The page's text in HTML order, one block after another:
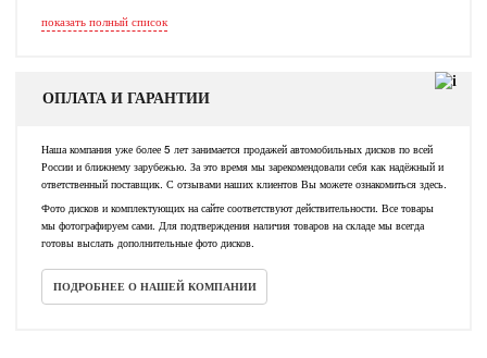
показать полный список
ОПЛАТА И ГАРАНТИИ
Наша компания уже более 5 лет занимается продажей автомобильных дисков по всей
России и ближнему зарубежью. За это время мы зарекомендовали себя как надёжный и
ответственный поставщик. С отзывами наших клиентов Вы можете ознакомиться здесь.
Фото дисков и комплектующих на сайте соответствуют действительности. Все товары
мы фотографируем сами. Для подтверждения наличия товаров на складе мы всегда
готовы выслать дополнительные фото дисков.
ПОДРОБНЕЕ О НАШЕЙ КОМПАНИИ